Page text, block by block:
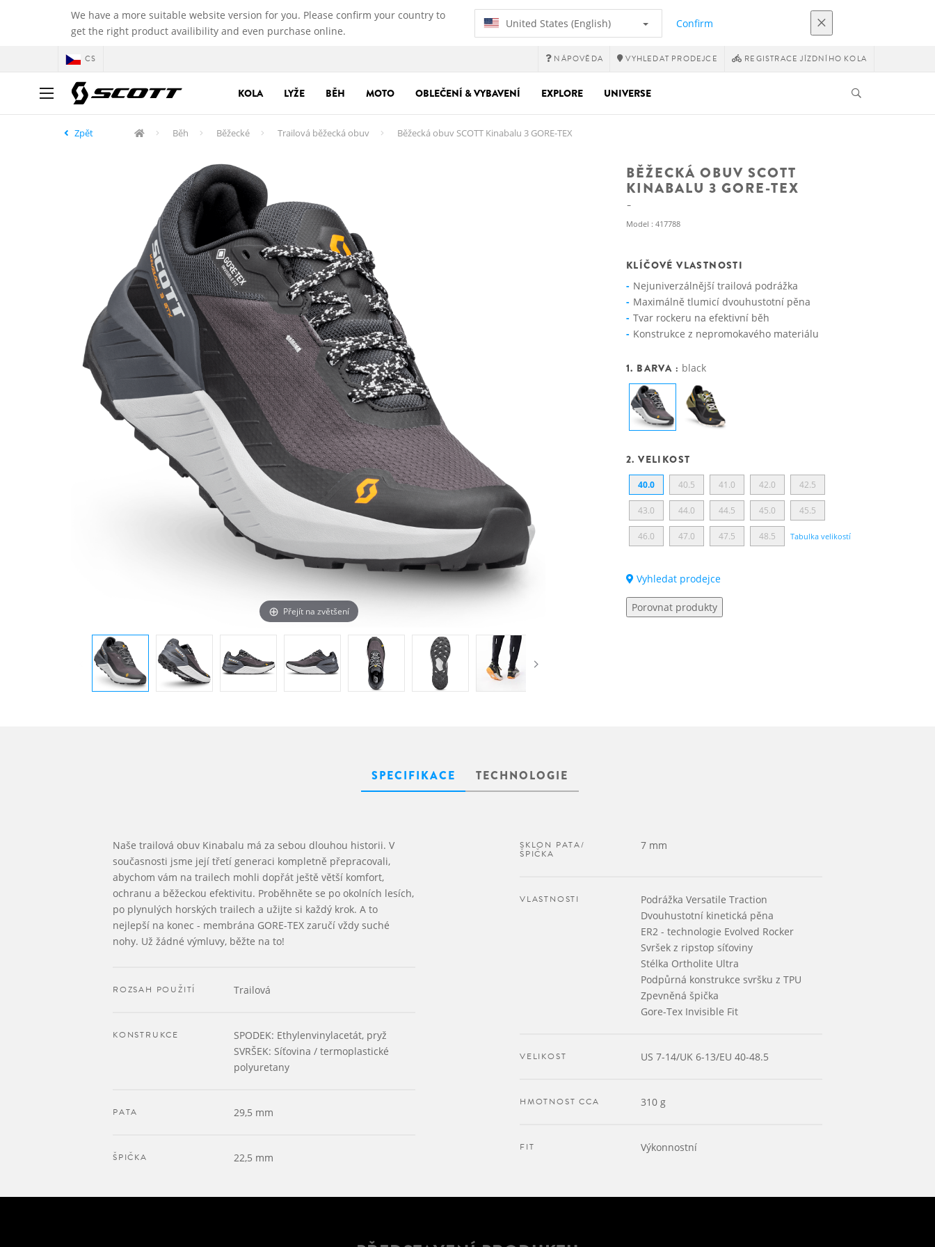
We have a more suitable website version for you. Please confirm your country to
get the right product availibility and even purchase online.
United States (English) Confirm
CS NÁPOVĚDA VYHLEDAT PRODEJCE REGISTRACE JÍZDNÍHO KOLA
KOLA LYŽE BĚH MOTO OBLEČENÍ & VYBAVENÍ EXPLORE UNIVERSE
Zpět Běh Běžecké Trailová běžecká obuv Běžecká obuv SCOTT Kinabalu 3 GORE-TEX
BĚŽECKÁ OBUV SCOTT
KINABALU 3 GORE-TEX
Model : 417788
Přejít na zvětšení
KLÍČOVÉ VLASTNOSTI
Nejuniverzálnější trailová podrážka
Maximálně tlumicí dvouhustotní pěna
Tvar rockeru na efektivní běh
Konstrukce z nepromokavého materiálu
1. BARVA : black
2. VELIKOST
40.0 40.5 41.0 42.0 42.5
43.0 44.0 44.5 45.0 45.5
46.0 47.0 47.5 48.5 Tabulka velikostí
Vyhledat prodejce
Porovnat produkty
SPECIFIKACE TECHNOLOGIE
Naše trailová obuv Kinabalu má za sebou dlouhou historii. V
současnosti jsme její třetí generaci kompletně přepracovali,
abychom vám na trailech mohli dopřát ještě větší komfort,
ochranu a běžeckou efektivitu. Proběhněte se po okolních lesích,
po plynulých horských trailech a užijte si každý krok. A to
nejlepší na konec - membrána GORE-TEX zaručí vždy suché
nohy. Už žádné výmluvy, běžte na to!
ROZSAH POUŽITÍ Trailová
KONSTRUKCE
SPODEK: Ethylenvinylacetát, pryž
SVRŠEK: Síťovina / termoplastické
polyuretany
PATA 29,5 mm
ŠPIČKA 22,5 mm
SKLON PATA/
ŠPIČKA
7 mm
VLASTNOSTI
Podrážka Versatile Traction
Dvouhustotní kinetická pěna
ER2 - technologie Evolved Rocker
Svršek z ripstop síťoviny
Stélka Ortholite Ultra
Podpůrná konstrukce svršku z TPU
Zpevněná špička
Gore-Tex Invisible Fit
VELIKOST US 7-14/UK 6-13/EU 40-48.5
HMOTNOST CCA 310 g
FIT Výkonnostní